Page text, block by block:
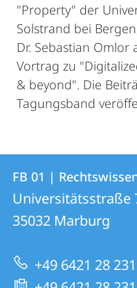
"Property" der
Solstrand bei
Dr. Sebastian Omlor
Vortrag zu
& beyond". Die
Tagungsband
Kontakt
und
Informationen
zur
Website
FB
01
|
FB 01 |
Universitätsstraße
35032 Marburg
+49 6421 28